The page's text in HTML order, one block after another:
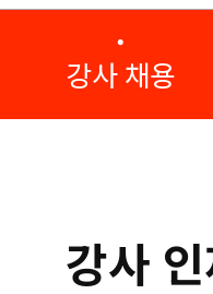
·
강사 채용
강사